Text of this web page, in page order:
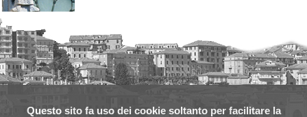
Questo sito fa uso dei cookie soltanto per facilitare la
d
A
l
e
a
m
i
l
a
t
e
n